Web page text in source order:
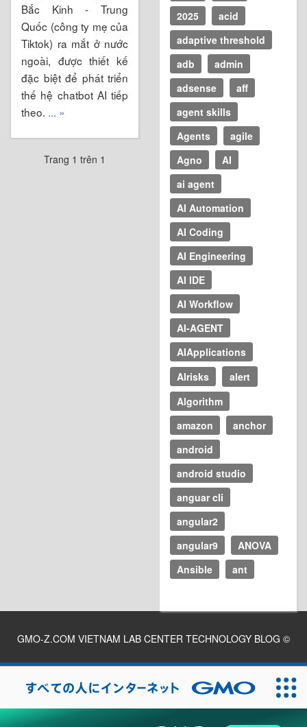
Bắc Kinh - Trung
Quốc (công ty mẹ của
Tiktok) ra mắt ở nước
ngoài, được thiết kế
đặc biệt để phát triển
thế hệ chatbot AI tiếp
theo. ... »
Trang 1 trên 1
2025
acid
adaptive threshold
adb
admin
adsense
aff
agent skills
Agents
agile
Agno
AI
ai agent
AI Automation
AI Coding
AI Engineering
AI IDE
AI Workflow
AI-AGENT
AIApplications
AIrisks
alert
Algorithm
amazon
anchor
android
android studio
anguar cli
angular2
angular9
ANOVA
Ansible
ant
GMO-Z.COM VIETNAM LAB CENTER TECHNOLOGY BLOG ©
2026